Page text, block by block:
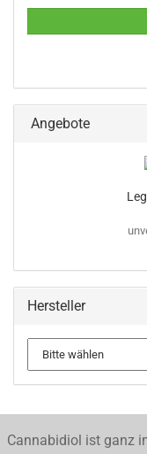
Angebote
Hersteller
Cannabidiol ist ganz